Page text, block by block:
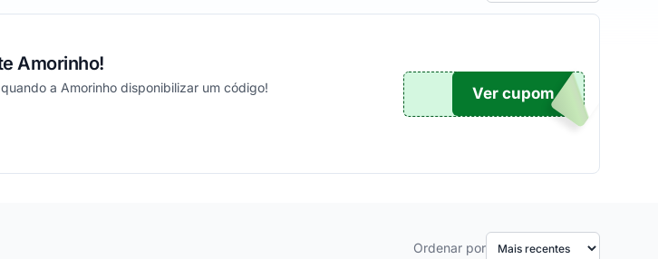
Amorinho!
a Amorinho disponibilizar um código! TICO
Ver cupom
Ordenar por